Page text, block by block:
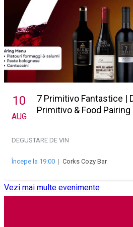
10
AUG
7 Primitivo Fantastice |
Primitivo & Food
DEGUSTARE DE VIN
Începe la 19:00 | Corks Cozy Bar
Vezi mai multe evenimente